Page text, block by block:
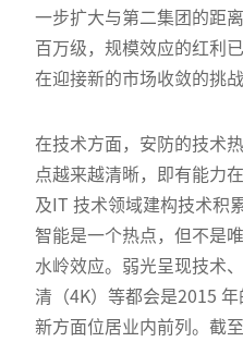
一步扩大与第二集团的距
百万级，规模效应的红利
在迎接新的市场收敛的挑
在技术方面，安防的技术
点越来越清晰，即有能力
及IT 技术领域建构技术积
智能是一个热点，但不是
水岭效应。弱光呈现技术
清（4K）等都会是2015
新方面位居业内前列。截